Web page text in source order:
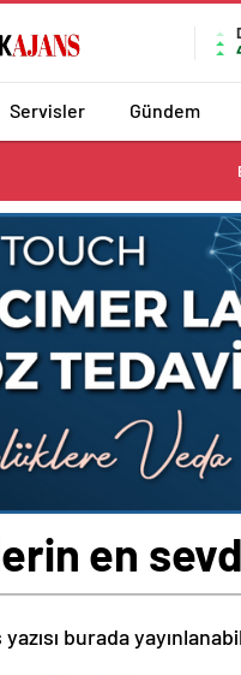
Servisler Gündem
en
burada